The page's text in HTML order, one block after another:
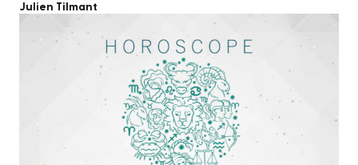
Julien Tilmant